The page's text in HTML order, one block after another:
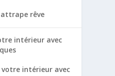
intérieur avec